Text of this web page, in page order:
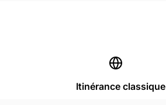
Itinérance classique